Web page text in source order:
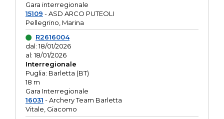
Gara interregionale
15109 - ASD ARCO PUTEOLI
Pellegrino, Marina
R2616004
dal: 18/01/2026
al: 18/01/2026
Interregionale
Puglia: Barletta (BT)
18 m
Gara Interregionale
16031 - Archery Team Barletta
Vitale, Giacomo